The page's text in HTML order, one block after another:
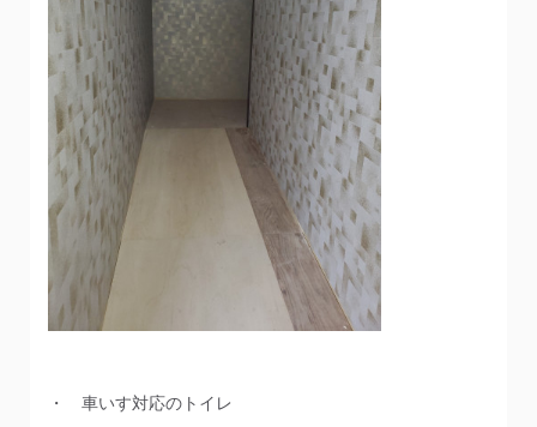
・ 車いす対応のトイレ